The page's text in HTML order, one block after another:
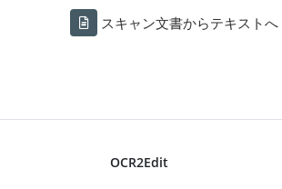
スキャン文書からテキストへ
OCR2Edit